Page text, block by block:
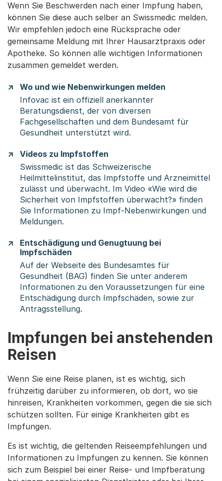
Wenn Sie Beschwerden nach einer Impfung haben,
können Sie diese auch selber an Swissmedic melden.
Wir empfehlen jedoch eine Rücksprache oder
gemeinsame Meldung mit Ihrer Hausarztpraxis oder
Apotheke. So können alle wichtigen Informationen
zusammen gemeldet werden.
Wo und wie Nebenwirkungen melden
Infovac ist ein offiziell anerkannter
Beratungsdienst, der von diversen
Fachgesellschaften und dem Bundesamt für
Gesundheit unterstützt wird.
Videos zu Impfstoffen
Swissmedic ist das Schweizerische
Heilmittelinstitut, das Impfstoffe und Arzneimittel
zulässt und überwacht. Im Video «Wie wird die
Sicherheit von Impfstoffen überwacht?» finden
Sie Informationen zu Impf-Nebenwirkungen und
Meldungen.
Entschädigung und Genugtuung bei
Impfschäden
Auf der Webseite des Bundesamtes für
Gesundheit (BAG) finden Sie unter anderem
Informationen zu den Voraussetzungen für eine
Entschädigung durch Impfschäden, sowie zur
Antragsstellung.
Impfungen bei anstehenden
Reisen
Wenn Sie eine Reise planen, ist es wichtig, sich
frühzeitig darüber zu informieren, ob dort, wo sie
hinreisen, Krankheiten vorkommen, gegen die sie sich
schützen sollten. Für einige Krankheiten gibt es
Impfungen.
Es ist wichtig, die geltenden Reiseempfehlungen und
Informationen zu Impfungen zu kennen. Sie können
sich zum Beispiel bei einer Reise- und Impfberatung